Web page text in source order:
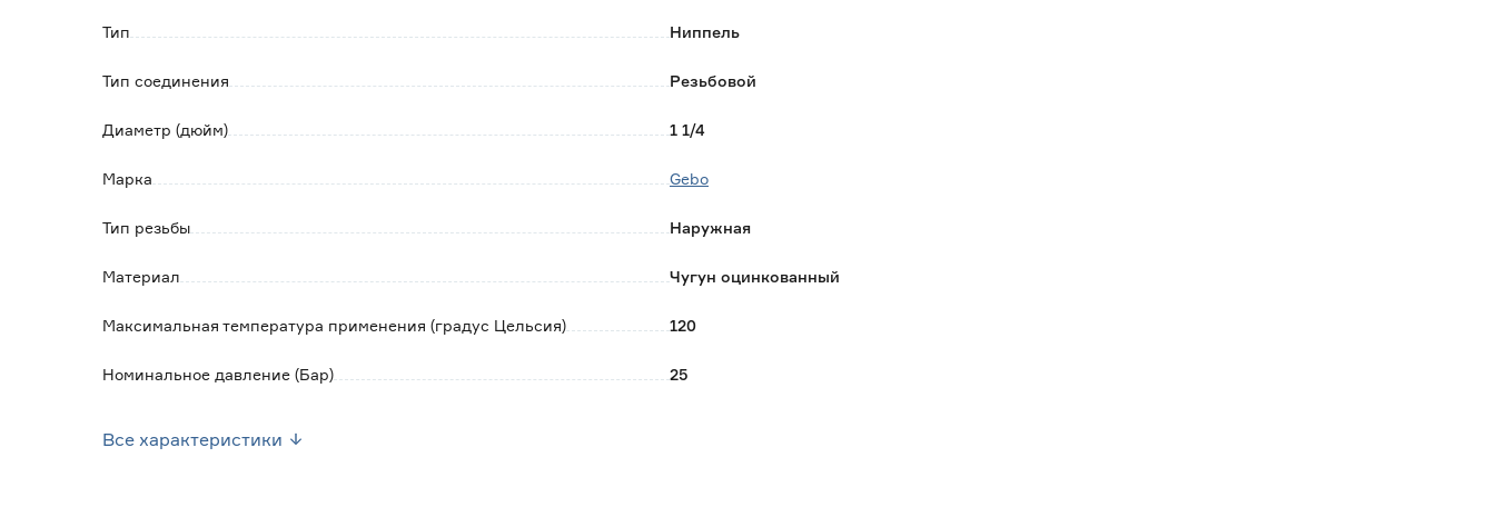
Тип Ниппель
Тип соединения Резьбовой
Диаметр (дюйм) 1 1/4
Марка Gebo
Тип резьбы Наружная
Материал Чугун оцинкованный
Максимальная температура применения (градус Цельсия) 120
Номинальное давление (Бар) 25
Все характеристики